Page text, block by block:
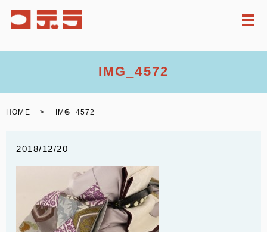
メ
IMG_4572
HOME IMG_4572
2018/12/20